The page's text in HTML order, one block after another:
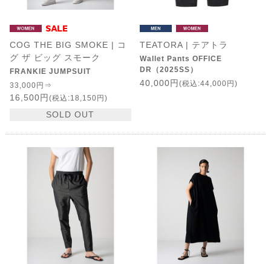
COG THE BIG SMOKE | コ
グ ザ ビッグ スモーク
FRANKIE JUMPSUIT
33,000円⇒
16,500円(税込:18,150円)
SOLD OUT
TEATORA | テアトラ
Wallet Pants OFFICE
DR（2025SS）
40,000円(税込:44,000円)